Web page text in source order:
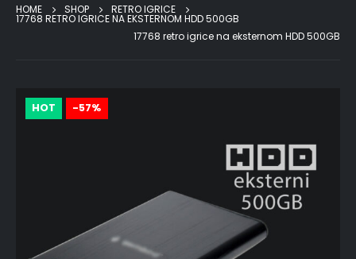
HOME SHOP RETRO IGRICE
17768 RETRO IGRICE NA EKSTERNOM HDD 500GB
17768 retro igrice na eksternom HDD 500GB
HOT -57%